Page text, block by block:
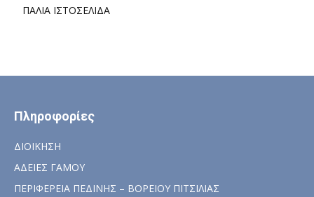
ΠΑΛΙΑ ΙΣΤΟΣΕΛΙΔΑ
Πληροφορίες
ΔΙΟΙΚΗΣΗ
ΑΔΕΙΕΣ ΓΑΜΟΥ
ΠΕΡΙΦΕΡΕΙΑ ΠΕΔΙΝΗΣ – ΒΟΡΕΙΟΥ ΠΙΤΣΙΛΙΑΣ